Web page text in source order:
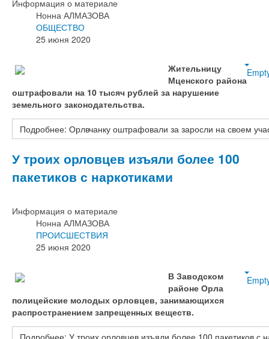
Информация о материале
Нонна АЛМАЗОВА
ОБЩЕСТВО
25 июня 2020
Жительницу
Мценского района
оштрафовали на 10 тысяч рублей за нарушение
земельного законодательства.
Подробнее: Орлвчанку оштрафовали за заросли на своем
У троих орловцев изъяли более 100
пакетиков с наркотиками
Информация о материале
Нонна АЛМАЗОВА
ПРОИСШЕСТВИЯ
25 июня 2020
В Заводском
районе Орла
полицейские молодых орловцев, занимающихся
распространением запрещенных веществ.
Подробнее: У троих орловцев изъяли более 100 пакетиков с